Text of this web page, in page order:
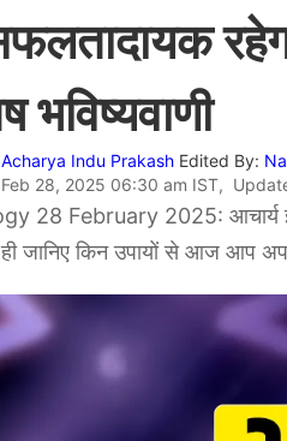
भविष्यवाणी
Acharya Indu Prakash Edited By:
28, 2025 06:30 am IST,
28 February 2025: आचार्य
जानिए किन उपायों से आज आप